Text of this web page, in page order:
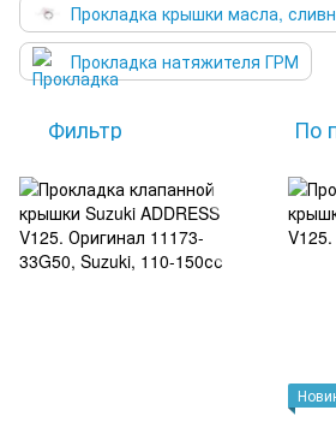
Прокладка крышки масла,
Прокладка натяжителя ГРМ
Фильтр По